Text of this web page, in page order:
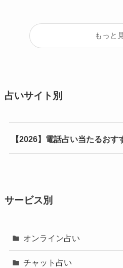
もっと
占いサイト別
【2026】電話占い当たるおす
サービス別
オンライン占い
チャット占い